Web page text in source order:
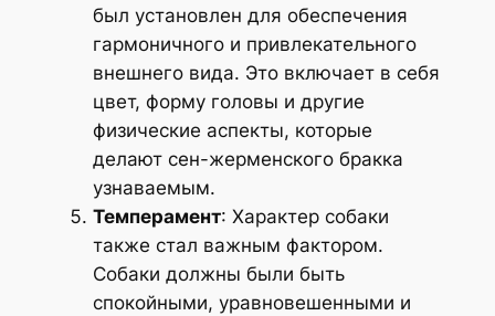
был установлен для обеспечения
гармоничного и привлекательного
внешнего вида. Это включает в себя
цвет, форму головы и другие
физические аспекты, которые
делают сен-жерменского бракка
узнаваемым.
Темперамент: Характер собаки
также стал важным фактором.
Собаки должны были быть
спокойными, уравновешенными и